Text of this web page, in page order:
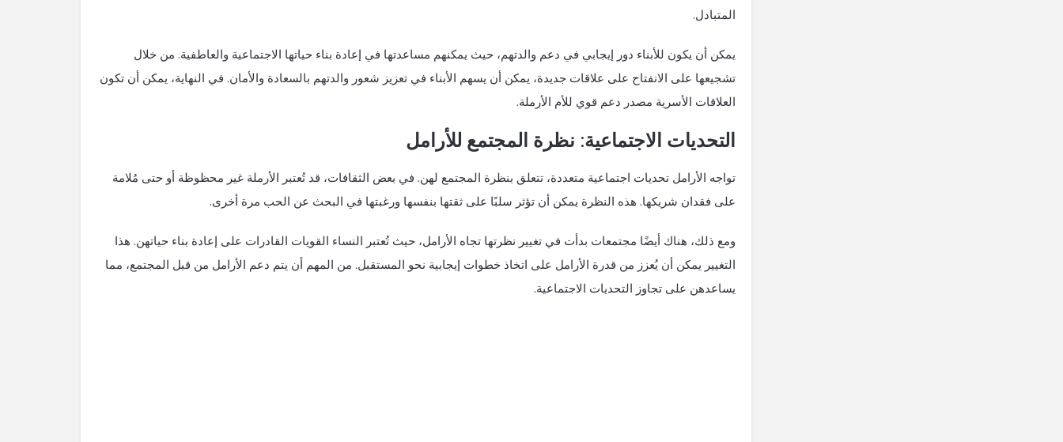
المتبادل.
يمكن أن يكون للأبناء دور إيجابي في دعم والدتهم، حيث يمكنهم مساعدتها في إعادة بناء حياتها الاجتماعية والعاطفية. من خلال
تشجيعها على الانفتاح على علاقات جديدة، يمكن أن يسهم الأبناء في تعزيز شعور والدتهم بالسعادة والأمان. في النهاية، يمكن أن تكون
العلاقات الأسرية مصدر دعم قوي للأم الأرملة.
التحديات الاجتماعية: نظرة المجتمع للأرامل
تواجه الأرامل تحديات اجتماعية متعددة، تتعلق بنظرة المجتمع لهن. في بعض الثقافات، قد تُعتبر الأرملة غير محظوظة أو حتى مُلامة
على فقدان شريكها. هذه النظرة يمكن أن تؤثر سلبًا على ثقتها بنفسها ورغبتها في البحث عن الحب مرة أخرى.
ومع ذلك، هناك أيضًا مجتمعات بدأت في تغيير نظرتها تجاه الأرامل، حيث تُعتبر النساء القويات القادرات على إعادة بناء حياتهن. هذا
التغيير يمكن أن يُعزز من قدرة الأرامل على اتخاذ خطوات إيجابية نحو المستقبل. من المهم أن يتم دعم الأرامل من قبل المجتمع، مما
يساعدهن على تجاوز التحديات الاجتماعية.